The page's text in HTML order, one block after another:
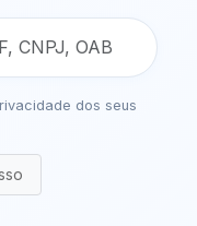
dos seus